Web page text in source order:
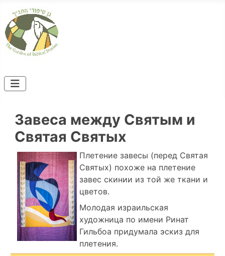
Завеса между Святым и
Святая Святых
Плетение завесы (перед Святая
Святых) похоже на плетение
завес скинии из той же ткани и
цветов.
Молодая израильская
художница по имени Ринат
Гильбоа придумала эскиз для
плетения.